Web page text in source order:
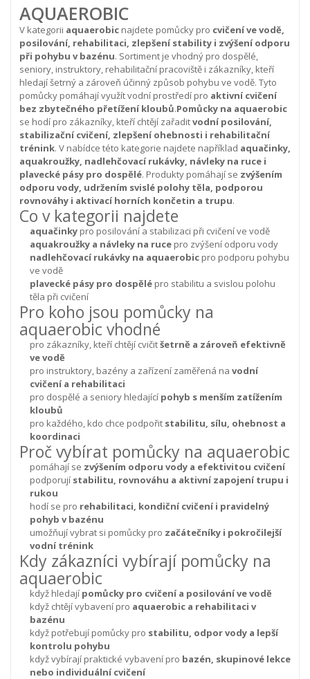
AQUAEROBIC
V kategorii aquaerobic najdete pomůcky pro cvičení ve vodě,
posilování, rehabilitaci, zlepšení stability i zvýšení odporu
při pohybu v bazénu. Sortiment je vhodný pro dospělé,
seniory, instruktory, rehabilitační pracoviště i zákazníky, kteří
hledají šetrný a zároveň účinný způsob pohybu ve vodě. Tyto
pomůcky pomáhají využít vodní prostředí pro aktivní cvičení
bez zbytečného přetížení kloubů.Pomůcky na aquaerobic
se hodí pro zákazníky, kteří chtějí zařaditvodní posilování,
stabilizační cvičení, zlepšení ohebnosti i rehabilitační
trénink. V nabídce této kategorie najdete například aquačinky,
aquakroužky, nadlehčovací rukávky, návleky na ruce i
plavecké pásy pro dospělé. Produkty pomáhají se zvýšením
odporu vody, udržením svislé polohy těla, podporou
rovnováhy i aktivací horních končetin a trupu.
Co v kategorii najdete
aquačinky pro posilování a stabilizaci při cvičení ve vodě
aquakroužky a návleky na ruce pro zvýšení odporu vody
nadlehčovací rukávky na aquaerobic pro podporu pohybu
ve vodě
plavecké pásy pro dospělé pro stabilitu a svislou polohu
těla při cvičení
Pro koho jsou pomůcky na
aquaerobic vhodné
pro zákazníky, kteří chtějí cvičitšetrně a zároveň efektivně
ve vodě
pro instruktory, bazény a zařízení zaměřená na vodní
cvičení a rehabilitaci
pro dospělé a seniory hledající pohyb s menším zatížením
kloubů
pro každého, kdo chce podpořit stabilitu, sílu, ohebnost a
koordinaci
Proč vybírat pomůcky na aquaerobic
pomáhají se zvýšením odporu vody a efektivitou cvičení
podporují stabilitu, rovnováhu a aktivní zapojení trupu i
rukou
hodí se pro rehabilitaci, kondiční cvičení i pravidelný
pohyb v bazénu
umožňují vybrat si pomůcky pro začátečníky i pokročilejší
vodní trénink
Kdy zákazníci vybírají pomůcky na
aquaerobic
když hledají pomůcky pro cvičení a posilování ve vodě
když chtějí vybavení pro aquaerobic a rehabilitaci v
bazénu
když potřebují pomůcky pro stabilitu, odpor vody a lepší
kontrolu pohybu
když vybírají praktické vybavení pro bazén, skupinové lekce
nebo individuální cvičení